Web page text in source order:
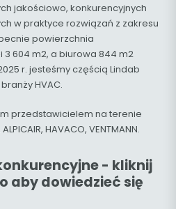
jakościowo, konkurencyjnych
w praktyce rozwiązań z zakresu
powierzchnia
604 m2, a biurowa 844 m2
r. jesteśmy częścią Lindab
HVAC.
przedstawicielem na terenie
HAVACO, VENTMANN.
- kliknij
aby dowiedzieć się